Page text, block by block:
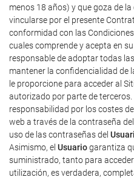
menos 18 años) y que goza de
vincularse por el presente
conformidad con las
cuales comprende y acepta en
responsable de adoptar todas
mantener la confidencialidad de
le proporcione para acceder al
autorizado por parte de terceros.
responsabilidad por los costes
web a través de la contraseña del
uso de las contraseñas del
Asimismo, el Usuariogarantiza
suministrado, tanto para
utilización, es verdadera,